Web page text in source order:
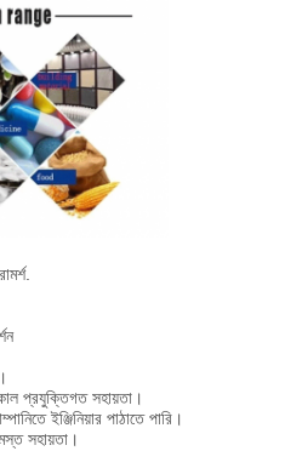
প্রযুক্তিগত সহায়তা।
ইঞ্জিনিয়ার পাঠাতে পারি।
সহায়তা।